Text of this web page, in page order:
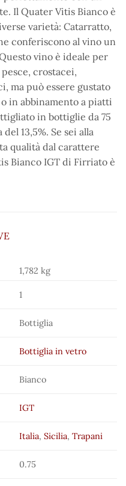
Il Quater Vitis Bianco è
varietà: Catarratto,
conferiscono al vino un
vino è ideale per
crostacei,
ma può essere gustato
in abbinamento a piatti
in bottiglie da 75
13,5%. Se sei alla
qualità dal carattere
Bianco IGT di Firriato è
1,782 kg
1
Bottiglia
Bottiglia in vetro
Bianco
IGT
Italia,Sicilia,Trapani
0.75